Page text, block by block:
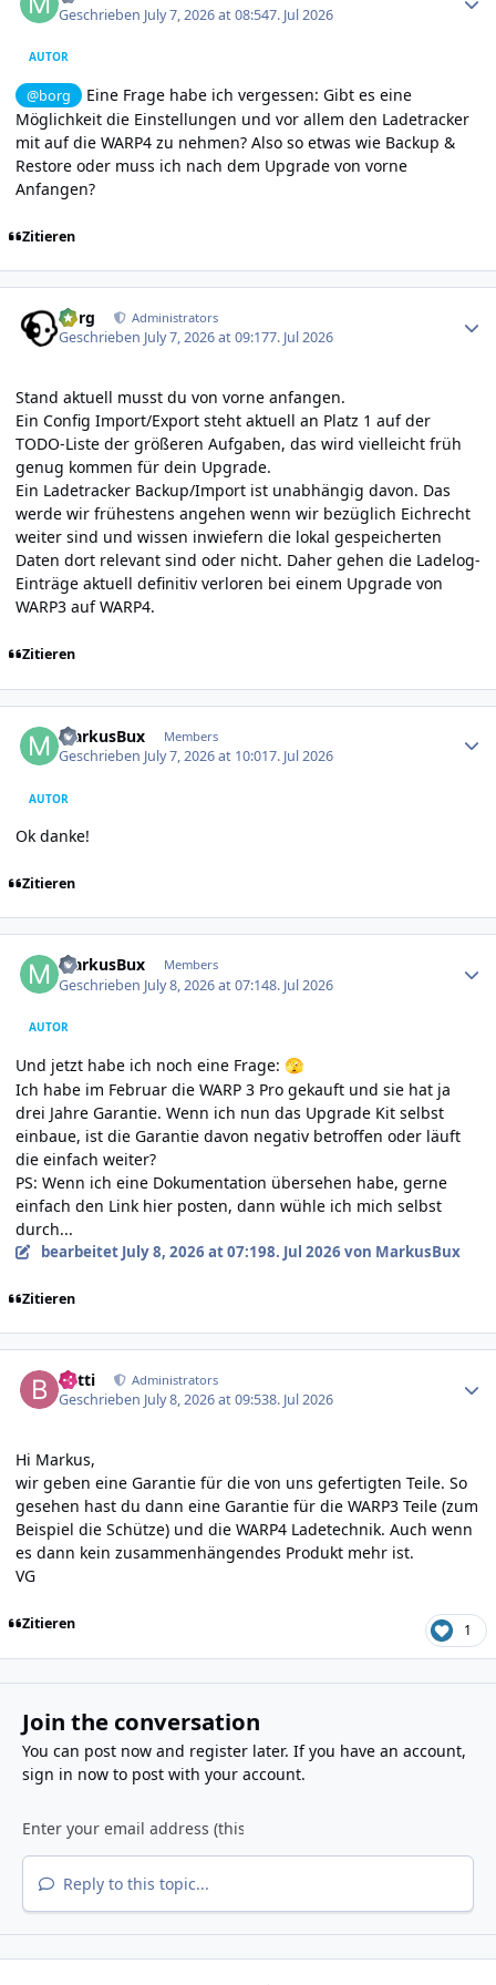
Geschrieben July 7, 2026 at 08:547. Jul 2026
AUTOR
@borg
Eine Frage habe ich vergessen: Gibt es eine
Möglichkeit die Einstellungen und vor allem den Ladetracker
mit auf die WARP4 zu nehmen? Also so etwas wie Backup &
Restore oder muss ich nach dem Upgrade von vorne
Anfangen?
Zitieren
borg Administrators
Geschrieben July 7, 2026 at 09:177. Jul 2026
Stand aktuell musst du von vorne anfangen.
Ein Config Import/Export steht aktuell an Platz 1 auf der
TODO-Liste der größeren Aufgaben, das wird vielleicht früh
genug kommen für dein Upgrade.
Ein Ladetracker Backup/Import ist unabhängig davon. Das
werde wir frühestens angehen wenn wir bezüglich Eichrecht
weiter sind und wissen inwiefern die lokal gespeicherten
Daten dort relevant sind oder nicht. Daher gehen die Ladelog-
Einträge aktuell definitiv verloren bei einem Upgrade von
WARP3 auf WARP4.
Zitieren
MarkusBux Members
Geschrieben July 7, 2026 at 10:017. Jul 2026
AUTOR
Ok danke!
Zitieren
MarkusBux Members
Geschrieben July 8, 2026 at 07:148. Jul 2026
AUTOR
Und jetzt habe ich noch eine Frage: 🫣
Ich habe im Februar die WARP 3 Pro gekauft und sie hat ja
drei Jahre Garantie. Wenn ich nun das Upgrade Kit selbst
einbaue, ist die Garantie davon negativ betroffen oder läuft
die einfach weiter?
PS: Wenn ich eine Dokumentation übersehen habe, gerne
einfach den Link hier posten, dann wühle ich mich selbst
durch...
bearbeitet July 8, 2026 at 07:198. Jul 2026 von MarkusBux
Zitieren
batti Administrators
Geschrieben July 8, 2026 at 09:538. Jul 2026
Hi Markus,
wir geben eine Garantie für die von uns gefertigten Teile. So
gesehen hast du dann eine Garantie für die WARP3 Teile (zum
Beispiel die Schütze) und die WARP4 Ladetechnik. Auch wenn
es dann kein zusammenhängendes Produkt mehr ist.
VG
Zitieren 1
Join the conversation
You can post now and register later. If you have an account,
sign in nowto post with your account.
Reply to this topic...